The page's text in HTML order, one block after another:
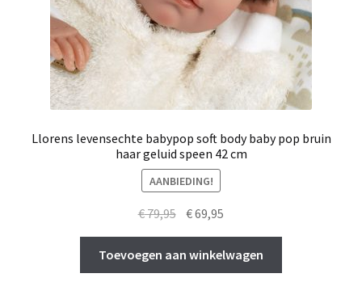
Llorens levensechte babypop soft body baby pop bruin
haar geluid speen 42 cm
AANBIEDING!
€79,95 Oorspronkelijke
prijs
was:
€ 79,95.
€69,95
prijs
is:
€ 69,95.
Toevoegen aan winkelwagen